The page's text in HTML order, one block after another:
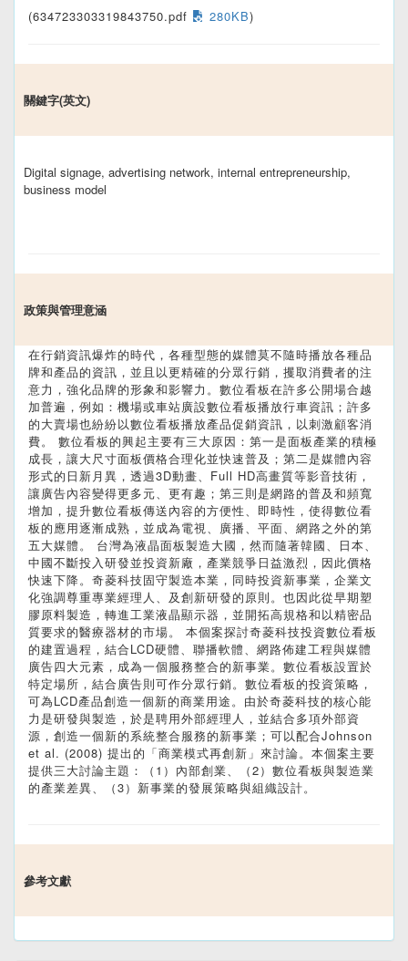
(634723303319843750.pdf
280KB)
關鍵字(英文)
Digital signage, advertising network, internal entrepreneurship,
business model
政策與管理意涵
在行銷資訊爆炸的時代，各種型態的媒體莫不隨時播放各種品
牌和產品的資訊，並且以更精確的分眾行銷，攫取消費者的注
意力，強化品牌的形象和影響力。數位看板在許多公開場合越
加普遍，例如：機場或車站廣設數位看板播放行車資訊；許多
的大賣場也紛紛以數位看板播放產品促銷資訊，以刺激顧客消
費。 數位看板的興起主要有三大原因：第一是面板產業的積極
成長，讓大尺寸面板價格合理化並快速普及；第二是媒體內容
形式的日新月異，透過3D動畫、Full HD高畫質等影音技術，
讓廣告內容變得更多元、更有趣；第三則是網路的普及和頻寬
增加，提升數位看板傳送內容的方便性、即時性，使得數位看
板的應用逐漸成熟，並成為電視、廣播、平面、網路之外的第
五大媒體。 台灣為液晶面板製造大國，然而隨著韓國、日本、
中國不斷投入研發並投資新廠，產業競爭日益激烈，因此價格
快速下降。奇菱科技固守製造本業，同時投資新事業，企業文
化強調尊重專業經理人、及創新研發的原則。也因此從早期塑
膠原料製造，轉進工業液晶顯示器，並開拓高規格和以精密品
質要求的醫療器材的市場。 本個案探討奇菱科技投資數位看板
的建置過程，結合LCD硬體、聯播軟體、網路佈建工程與媒體
廣告四大元素，成為一個服務整合的新事業。數位看板設置於
特定場所，結合廣告則可作分眾行銷。數位看板的投資策略，
可為LCD產品創造一個新的商業用途。由於奇菱科技的核心能
力是研發與製造，於是聘用外部經理人，並結合多項外部資
源，創造一個新的系統整合服務的新事業；可以配合Johnson
et al. (2008) 提出的「商業模式再創新」來討論。本個案主要
提供三大討論主題：（1）內部創業、（2）數位看板與製造業
的產業差異、（3）新事業的發展策略與組織設計。
參考文獻